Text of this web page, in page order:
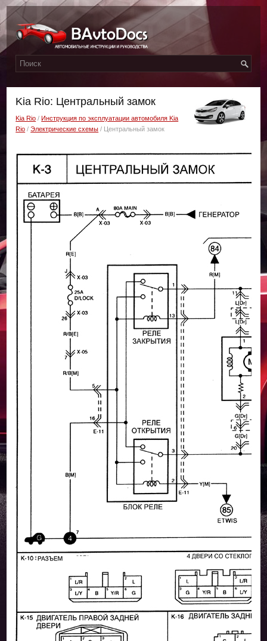
Kia Rio: Центральный замок
Kia Rio /Инструкция по эксплуатации автомобиля Kia
Rio /Электрические схемы / Центральный замок